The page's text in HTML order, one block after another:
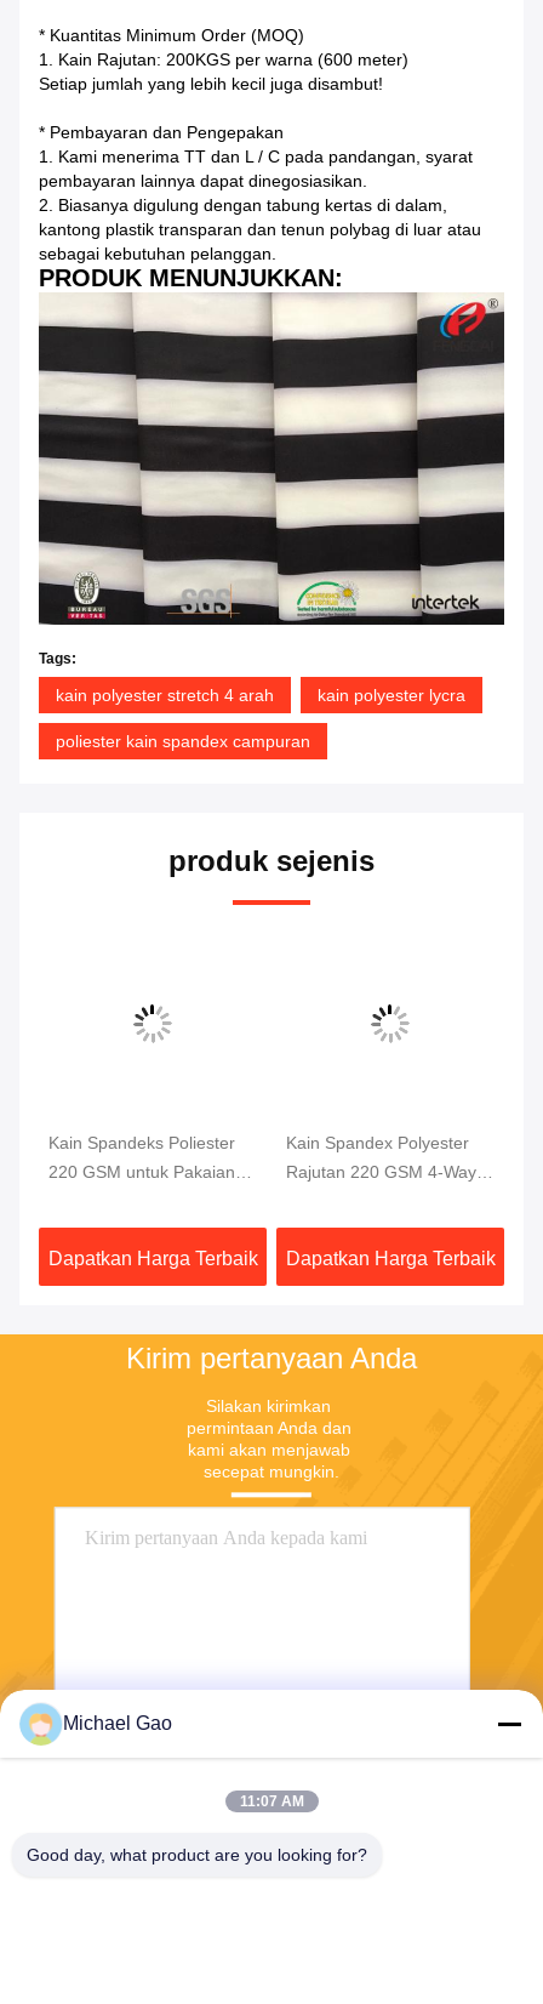
* Kuantitas Minimum Order (MOQ)
1. Kain Rajutan: 200KGS per warna (600 meter)
Setiap jumlah yang lebih kecil juga disambut!
* Pembayaran dan Pengepakan
1. Kami menerima TT dan L / C pada pandangan, syarat
pembayaran lainnya dapat dinegosiasikan.
2. Biasanya digulung dengan tabung kertas di dalam,
kantong plastik transparan dan tenun polybag di luar atau
sebagai kebutuhan pelanggan.
PRODUK MENUNJUKKAN:
Tags:
kain polyester stretch 4 arah kain polyester lycra
poliester kain spandex campuran
produk sejenis
Kain Spandeks Poliester
220 GSM untuk Pakaian
Olahraga
Dapatkan Harga Terbaik
Kain Spandex Polyester
Rajutan 220 GSM 4-Way
Dapatkan Harga Terbaik
Kirim pertanyaan Anda
Silakan kirimkan
permintaan Anda dan
kami akan menjawab
secepat mungkin.
Mengirim
Michael Gao
11:07 AM
Good day, what product are you looking for?